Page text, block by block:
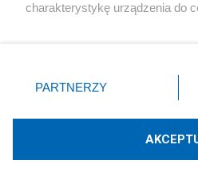
Technologię
charakterystykę urządzenia do
zmienić/wycofać klikając
znajdujący się w lewym dolnym
rodzaje przetwarzania danych
użytkownika, ale masz prawo
PARTNERZY